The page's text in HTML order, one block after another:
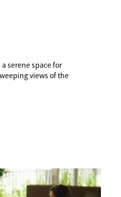
serene space for
views of the